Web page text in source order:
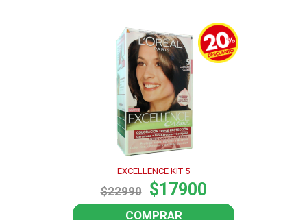
EXCELLENCE KIT 5
$22990 $17900
COMPRAR